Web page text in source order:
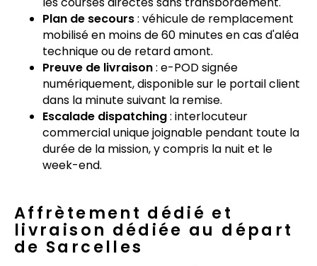
Plan de secours: véhicule de remplacement
mobilisé en moins de 60 minutes en cas d'aléa
technique ou de retard amont.
Preuve de livraison: e-POD signée
numériquement, disponible sur le portail client
dans la minute suivant la remise.
Escalade dispatching: interlocuteur
commercial unique joignable pendant toute la
durée de la mission, y compris la nuit et le
week-end.
Affrètement dédié et
livraison dédiée au départ
de Sarcelles